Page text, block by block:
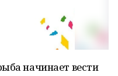
начинает вести